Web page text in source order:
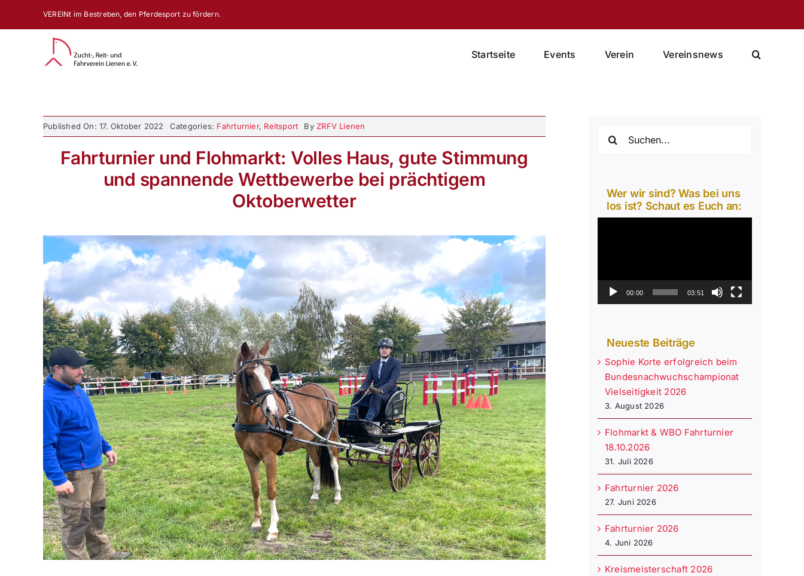
VEREINt im Bestreben, den Pferdesport zu fördern.
Startseite Events Verein Vereinsnews
Published On: 17. Oktober 2022 Categories: Fahrturnier, Reitsport ByZRFV Lienen
Fahrturnier und Flohmarkt: Volles Haus, gute Stimmung
und spannende Wettbewerbe bei prächtigem
Oktoberwetter
nach:
Wer wir sind? Was bei uns
los ist? Schaut es Euch an:
00:00 03:51
Neueste Beiträge
Sophie Korte erfolgreich beim
Bundesnachwuchschampionat
Vielseitigkeit 2026
3. August 2026
Flohmarkt & WBO Fahrturnier
18.10.2026
31. Juli 2026
Fahrturnier 2026
27. Juni 2026
Fahrturnier 2026
4. Juni 2026
Kreismeisterschaft 2026